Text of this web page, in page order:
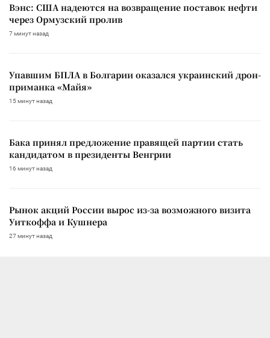
Вэнс: США надеются на возвращение поставок нефти
через Ормузский пролив
7 минут назад
Упавшим БПЛА в Болгарии оказался украинский дрон-
приманка «Майя»
15 минут назад
Бака принял предложение правящей партии стать
кандидатом в президенты Венгрии
16 минут назад
Рынок акций России вырос из-за возможного визита
Уиткоффа и Кушнера
27 минут назад